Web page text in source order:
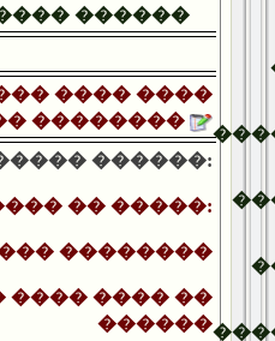
������
���� ����
��������
������:
�� �����:
��������
���� ���� ��
������